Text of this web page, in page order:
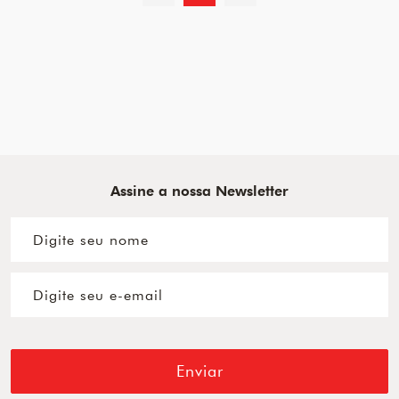
Assine a nossa Newsletter
Enviar